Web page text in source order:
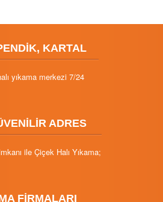
KARTAL
yıkama merkezi 7/24
ADRES
ile Çiçek Halı Yıkama;
FİRMALARI